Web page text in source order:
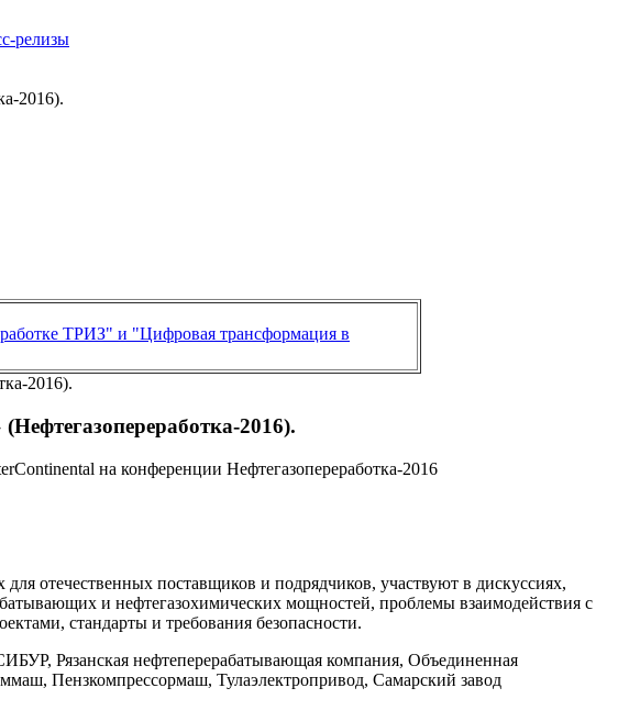
релизы
2016).
ТРИЗ" и "Цифровая трансформация в
2016).
на конференции Нефтегазопереработка-2016
отечественных поставщиков и подрядчиков, участвуют в дискуссиях,
и нефтегазохимических мощностей, проблемы взаимодействия с
стандарты и требования безопасности.
Рязанская нефтеперерабатывающая компания, Объединенная
Пензкомпрессормаш, Тулаэлектропривод, Самарский завод